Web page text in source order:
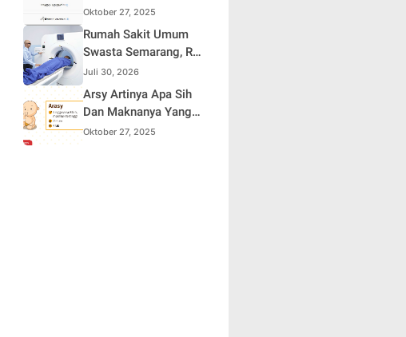
Dihafal
Oktober 27, 2025
Rumah Sakit Umum
Swasta Semarang, RS
Samsoe Hidajat
Perluas Layanan
Kesehatan
Juli 30, 2026
Arsy Artinya Apa Sih
Dan Maknanya Yang
Mendalam
Oktober 27, 2025